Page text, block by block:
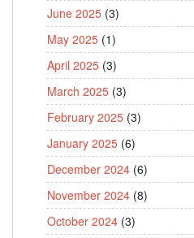
June 2025 (3)
May 2025 (1)
April 2025 (3)
March 2025 (3)
February 2025 (3)
January 2025 (6)
December 2024 (6)
November 2024 (8)
October 2024 (3)